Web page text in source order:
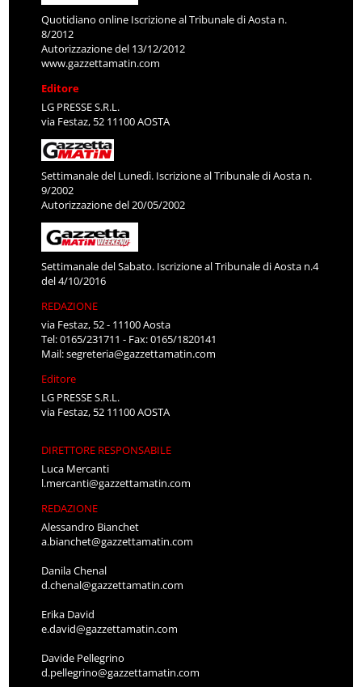
Quotidiano online Iscrizione al Tribunale di Aosta n.
8/2012
Autorizzazione del 13/12/2012
www.gazzettamatin.com
Editore
LG PRESSE S.R.L.
via Festaz, 52 11100 AOSTA
Settimanale del Lunedì. Iscrizione al Tribunale di Aosta n.
9/2002
Autorizzazione del 20/05/2002
Settimanale del Sabato. Iscrizione al Tribunale di Aosta n.4
del 4/10/2016
REDAZIONE
via Festaz, 52 - 11100 Aosta
Tel: 0165/231711 - Fax: 0165/1820141
Mail:segreteria@gazzettamatin.com
Editore
LG PRESSE S.R.L.
via Festaz, 52 11100 AOSTA
DIRETTORE RESPONSABILE
Luca Mercanti
l.mercanti@gazzettamatin.com
REDAZIONE
Alessandro Bianchet
a.bianchet@gazzettamatin.com
Danila Chenal
d.chenal@gazzettamatin.com
Erika David
e.david@gazzettamatin.com
Davide Pellegrino
d.pellegrino@gazzettamatin.com